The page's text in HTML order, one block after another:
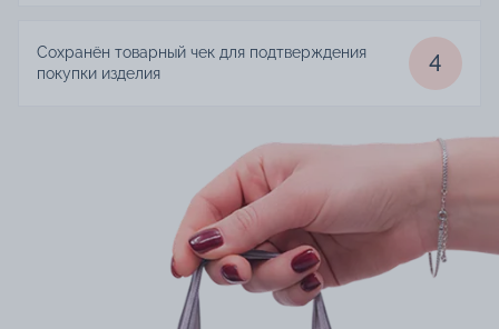
Сохранён товарный чек для подтверждения
покупки изделия
4